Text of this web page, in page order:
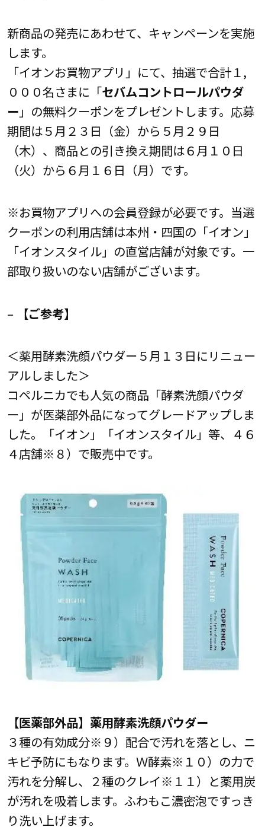
新商品の発売にあわせて、キャンペーンを実施
します。
「イオンお買物アプリ」にて、抽選で合計１,
０００名さまに「セバムコントロールパウダ
ー 」の無料クーポンをプレゼントします。応募
期間は５月２３日（金）から５月２９日
（木）、商品との引き換え期間は６月１０日
（火）から６月１６日（月）です。
※お買物アプリへの会員登録が必要です。当選
クーポンの利用店舗は本州・四国の「イオン」
「イオンスタイル」の直営店舗が対象です。一
部取り扱いのない店舗がございます。
– 【ご参考】
＜薬用酵素洗顔パウダー５月１３日にリニュー
アルしました＞
コペルニカでも人気の商品「酵素洗顔パウダ
ー」が医薬部外品になってグレードアップしま
した。「イオン」「イオンスタイル」等、４６
４店舗※８）で販売中です。
【医薬部外品】薬用酵素洗顔パウダー
３種の有効成分※９）配合で汚れを落とし、ニ
キビ予防にもなります。Ｗ酵素※１０）の力で
汚れを分解し、２種のクレイ※１１）と薬用炭
が汚れを吸着します。ふわもこ濃密泡ですっき
り洗い上げます。